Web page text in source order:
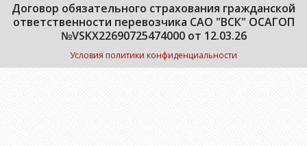
Договор обязательного страхования гражданской
ответственности перевозчика САО "ВСК" ОСАГОП
№VSKX22690725474000 от 12.03.26
Условия политики конфиденциальности